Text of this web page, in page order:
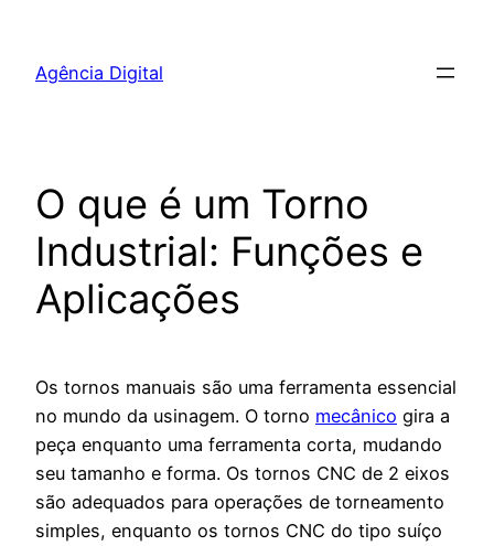
Agência Digital
O que é um Torno
Industrial: Funções e
Aplicações
Os tornos manuais são uma ferramenta essencial
no mundo da usinagem. O torno mecânico gira a
peça enquanto uma ferramenta corta, mudando
seu tamanho e forma. Os tornos CNC de 2 eixos
são adequados para operações de torneamento
simples, enquanto os tornos CNC do tipo suíço